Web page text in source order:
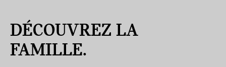
DÉCOUVREZ LA
FAMILLE.